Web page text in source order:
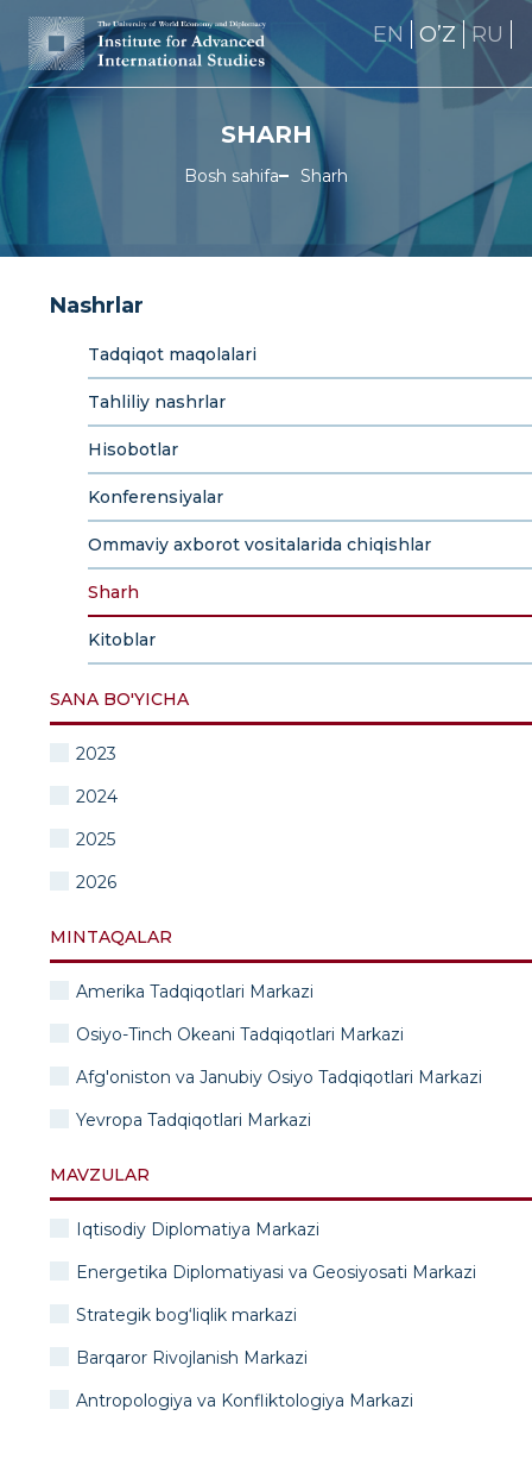
EN OʼZ RU
SHARH
Bosh sahifa Sharh
Nashrlar
Tadqiqot maqolalari
Tahliliy nashrlar
Hisobotlar
Konferensiyalar
Ommaviy axborot vositalarida chiqishlar
Sharh
Kitoblar
SANA BO'YICHA
2023
2024
2025
2026
MINTAQALAR
Amerika Tadqiqotlari Markazi
Osiyo-Tinch Okeani Tadqiqotlari Markazi
Afg'oniston va Janubiy Osiyo Tadqiqotlari Markazi
Yevropa Tadqiqotlari Markazi
MAVZULAR
Iqtisodiy Diplomatiya Markazi
Energetika Diplomatiyasi va Geosiyosati Markazi
Strategik bog‘liqlik markazi
Barqaror Rivojlanish Markazi
Antropologiya va Konfliktologiya Markazi